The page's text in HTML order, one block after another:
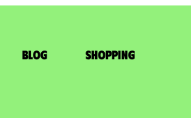
Blog Shopping